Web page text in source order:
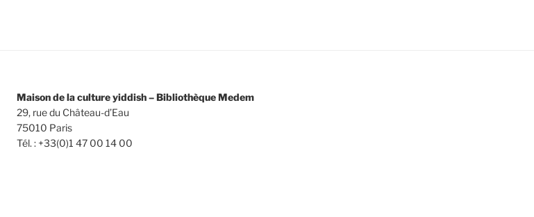
Maison de la culture yiddish – Bibliothèque Medem
29, rue du Château-d’Eau
75010 Paris
Tél. : +33(0)1 47 00 14 00